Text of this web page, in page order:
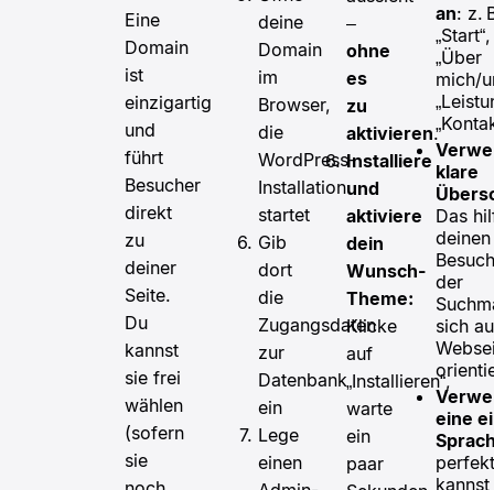
Eine
Domain
ist
einzigartig
und
führt
Besucher
direkt
zu
deiner
Seite.
Du
kannst
sie frei
wählen
(sofern
sie
deine
Domain
im
Browser,
die
WordPress-
Installation
startet
Gib
dort
die
Zugangsdaten
zur
Datenbank
ein
Lege
einen
–
ohne
es
zu
aktivieren.
Installiere
und
aktiviere
dein
Wunsch-
Theme:
Klicke
auf
„Installieren“,
warte
ein
paar
an: z.
„Start“,
„Über
mich/
klare
Das
deinen
der
sich
eine